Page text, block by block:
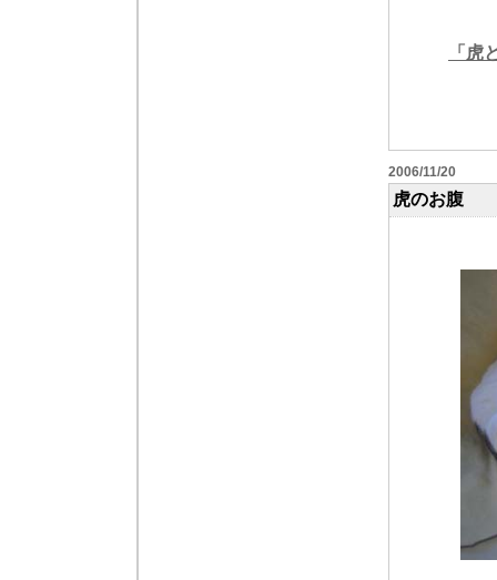
「虎
2006/11/20
虎のお腹